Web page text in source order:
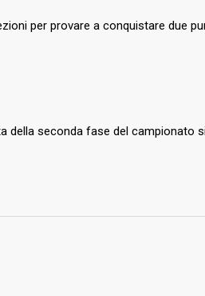
per provare a conquistare due
della seconda fase del campionato